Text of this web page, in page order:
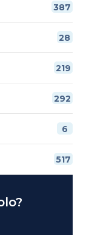
387
28
219
292
6
517